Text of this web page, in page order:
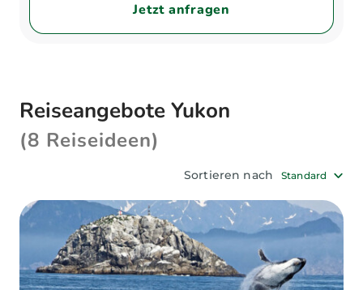
Jetzt anfragen
Reiseangebote Yukon
(8 Reiseideen)
Sortieren nach Standard